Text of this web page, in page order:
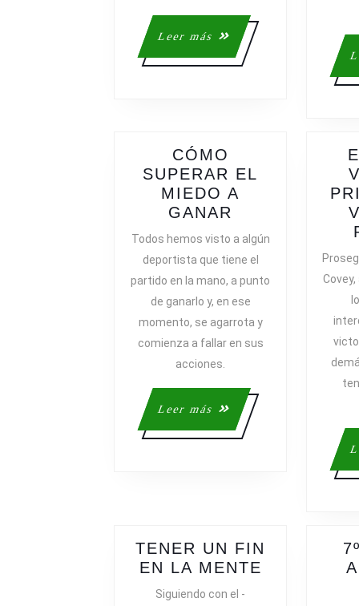
Leer más
Leer
más
CÓMO
SUPERAR EL
MIEDO A
GANAR
SUPERAR
EL
MIEDO
A
GANAR
Todos hemos visto a algún
deportista que tiene el
partido en la mano, a punto
de ganarlo y, en ese
momento, se agarrota y
comienza a fallar en sus
acciones.
Leer más
Leer
más
TENER UN FIN
EN LA MENTE
Siguiendo con el -